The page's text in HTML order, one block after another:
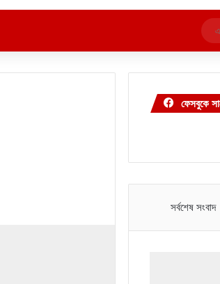
ফেসবুকে
সর্বশেষ সংবাদ